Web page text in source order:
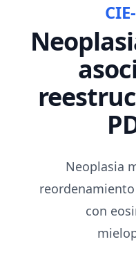
Neoplasia
reordenamiento
con